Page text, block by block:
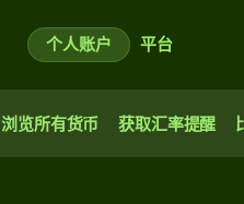
个人账户 平台
浏览所有货币 获取汇率提醒